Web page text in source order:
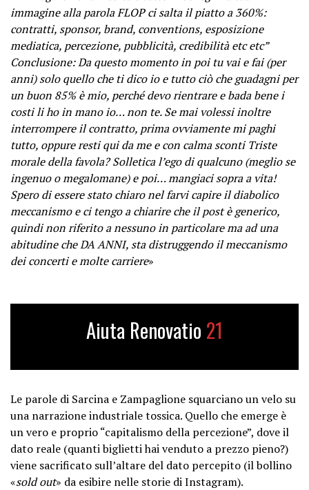
immagine alla parola FLOP ci salta il piatto a 360%:
contratti, sponsor, brand, conventions, esposizione
mediatica, percezione, pubblicità, credibilità etc etc”
Conclusione: Da questo momento in poi tu vai e fai (per
anni) solo quello che ti dico io e tutto ciò che guadagni per
un buon 85% è mio, perché devo rientrare e bada bene i
costi li ho in mano io… non te. Se mai volessi inoltre
interrompere il contratto, prima ovviamente mi paghi
tutto, oppure resti qui da me e con calma sconti Triste
morale della favola? Solletica l’ego di qualcuno (meglio se
ingenuo o megalomane) e poi… mangiaci sopra a vita!
Spero di essere stato chiaro nel farvi capire il diabolico
meccanismo e ci tengo a chiarire che il post è generico,
quindi non riferito a nessuno in particolare ma ad una
abitudine che DA ANNI, sta distruggendo il meccanismo
dei concerti e molte carriere»
Aiuta Renovatio 21
Le parole di Sarcina e Zampaglione squarciano un velo su
una narrazione industriale tossica. Quello che emerge è
un vero e proprio “capitalismo della percezione”, dove il
dato reale (quanti biglietti hai venduto a prezzo pieno?)
viene sacrificato sull’altare del dato percepito (il bollino
«sold out» da esibire nelle storie di Instagram).